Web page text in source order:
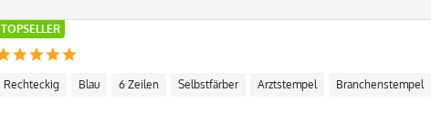
TOPSELLER
Rechteckig Blau 6 Zeilen Selbstfärber Arztstempel Branchenstempel